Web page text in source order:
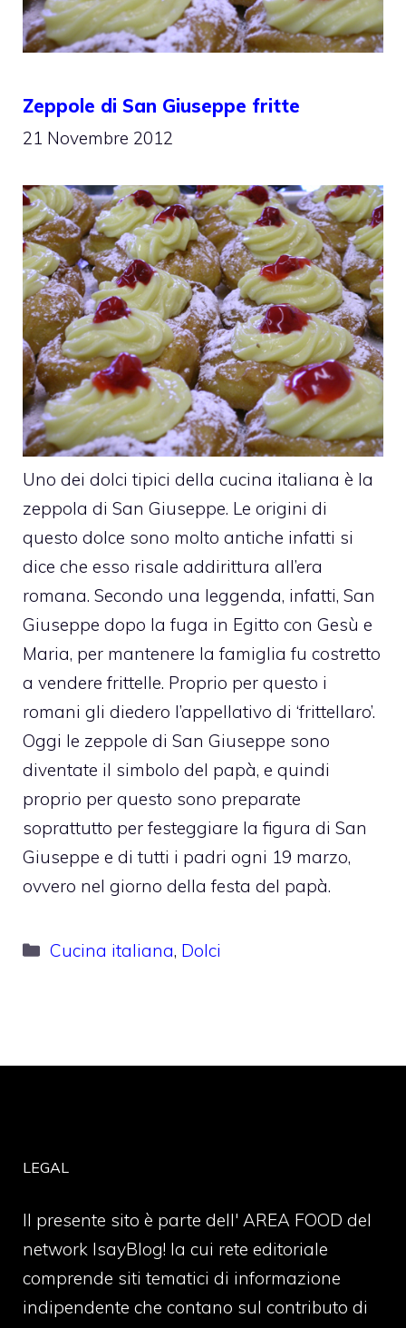
Zeppole di San Giuseppe fritte
21 Novembre 2012
Uno dei dolci tipici della cucina italiana è la
zeppola di San Giuseppe. Le origini di
questo dolce sono molto antiche infatti si
dice che esso risale addirittura all’era
romana. Secondo una leggenda, infatti, San
Giuseppe dopo la fuga in Egitto con Gesù e
Maria, per mantenere la famiglia fu costretto
a vendere frittelle. Proprio per questo i
romani gli diedero l’appellativo di ‘frittellaro’.
Oggi le zeppole di San Giuseppe sono
diventate il simbolo del papà, e quindi
proprio per questo sono preparate
soprattutto per festeggiare la figura di San
Giuseppe e di tutti i padri ogni 19 marzo,
ovvero nel giorno della festa del papà.
Categorie
Cucina italiana, Dolci
LEGAL
Il presente sito è parte dell' AREA FOOD del
network IsayBlog! la cui rete editoriale
comprende siti tematici di informazione
indipendente che contano sul contributo di